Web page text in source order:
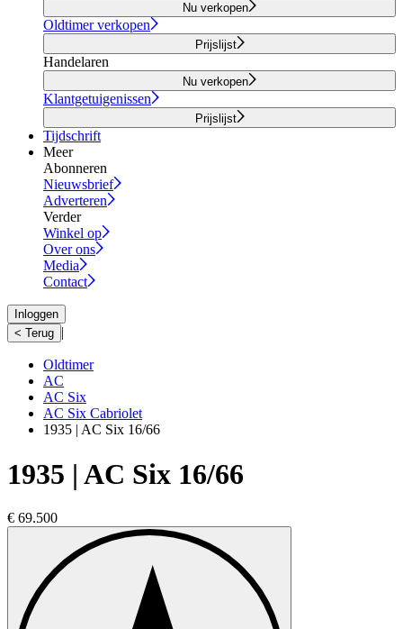
Nu verkopen
Oldtimer verkopen
Prijslijst
Handelaren
Nu verkopen
Klantgetuigenissen
Prijslijst
Tijdschrift
Meer
Abonneren
Nieuwsbrief
Adverteren
Verder
Winkel op
Over ons
Media
Contact
Inloggen
< Terug |
Oldtimer
AC
AC Six
AC Six Cabriolet
1935 | AC Six 16/66
1935 | AC Six 16/66
€ 69.500